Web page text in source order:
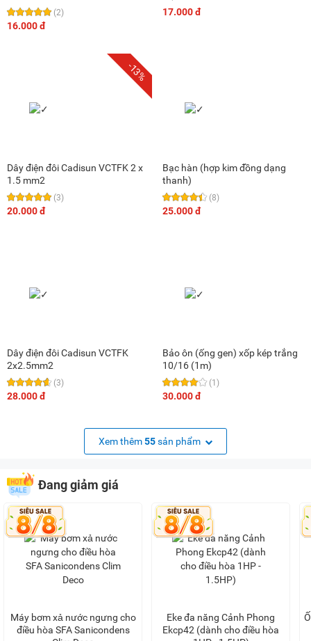
(2)
16.000 đ
17.000 đ
-13%
Dây điện đôi Cadisun VCTFK 2 x
1.5 mm2
(3)
20.000 đ
Bạc hàn (hợp kim đồng dạng
thanh)
(8)
25.000 đ
Dây điện đôi Cadisun VCTFK
2x2.5mm2
(3)
28.000 đ
Bảo ôn (ống gen) xốp kép trắng
10/16 (1m)
(1)
30.000 đ
Xem thêm55sản phẩm
Đang giảm giá
Máy bơm xả nước ngưng cho
điều hòa SFA Sanicondens
Eke đa năng Cảnh Phong
Ekcp42 (dành cho điều hòa